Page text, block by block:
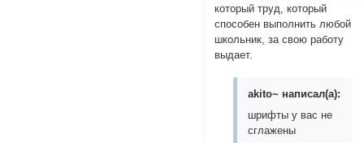
который труд, который
способен выполнить любой
школьник, за свою работу
выдает.
akito~ написал(а):
шрифты у вас не
сглажены